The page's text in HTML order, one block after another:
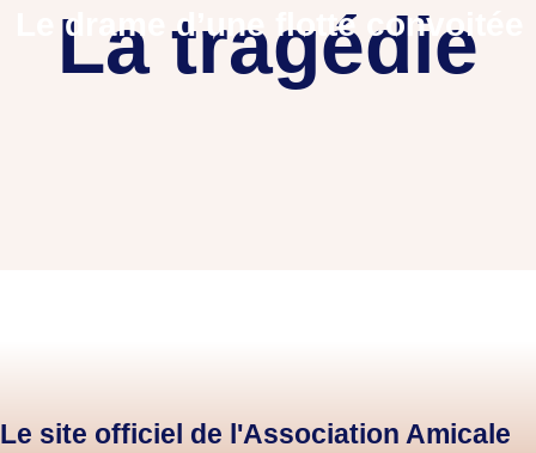
La tragédie
Le drame d’une flotte convoitée
Le site officiel de l'Association Amicale